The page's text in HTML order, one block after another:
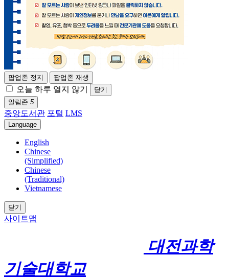
팝업존 정지 팝업존 재생
오늘 하루 열지 않기
닫기
알림존 5
중앙도서관 포털 LMS
Language
English
Chinese
(Simplified)
Chinese
(Traditional)
Vietnamese
닫기
사이트맵
대전과학
기술대학교